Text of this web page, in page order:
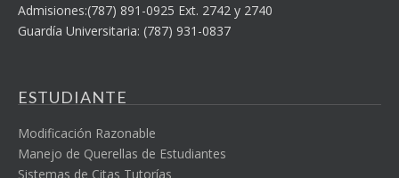
Admisiones:(787) 891-0925 Ext. 2742 y 2740
Guardía Universitaria: (787) 931-0837
ESTUDIANTE
Modificación Razonable
Manejo de Querellas de Estudiantes
Sistemas de Citas Tutorías